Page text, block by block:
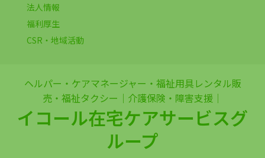
法人情報
福利厚生
CSR・地域活動
ヘルパー・ケアマネージャー・福祉用具レンタル販
売・福祉タクシー｜介護保険・障害支援｜
イコール在宅ケアサービスグ
ループ